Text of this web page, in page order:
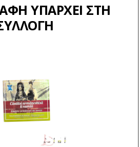
MUSHEATU,
ΥΠΆΡΧΕΙ ΣΤΗ